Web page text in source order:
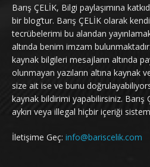
Barış ÇELİK, Bilgi paylaşımına
bir blog’tur. Barış ÇELİK olarak
tecrübelerimi bu alandan
altında benim imzam
kaynak bilgileri mesajların altında
olunmayan yazıların altına kaynak
size ait ise ve bunu
kaynak bildirimi yapabilirsiniz. Barış
aykırı veya illegal hiçbir içeriği
İletişime Geç: info@bariscelik.com